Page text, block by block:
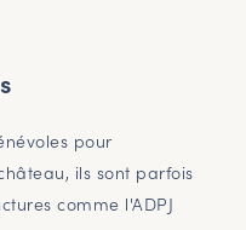
pour
ils sont parfois
comme l'ADPJ